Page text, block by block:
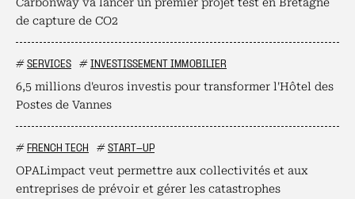
de capture de CO2
# SERVICES # INVESTISSEMENT IMMOBILIER
6,5 millions d'euros investis pour transformer l'Hôtel des
Postes de Vannes
# FRENCH TECH # START-UP
OPALimpact veut permettre aux collectivités et aux
entreprises de prévoir et gérer les catastrophes